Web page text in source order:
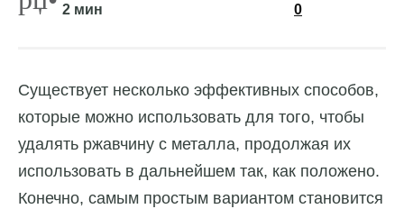
2 мин 0
Существует несколько эффективных способов,
которые можно использовать для того, чтобы
удалять ржавчину с металла, продолжая их
использовать в дальнейшем так, как положено.
Конечно, самым простым вариантом становится